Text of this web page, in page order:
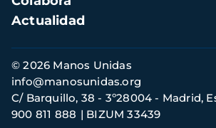
Actualidad
Información
de
contacto
© 2026 Manos Unidas
C/ Barquillo, 38 - 3º28004 - Madrid,
900 811 888
BIZUM 33439
info@manosunidas.org